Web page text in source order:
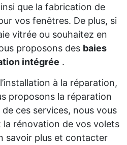
que la fabrication de
vos fenêtres. De plus, si
vitrée ou souhaitez en
proposons des baies
intégrée .
à la réparation,
proposons la réparation
ces services, nous vous
rénovation de vos volets
savoir plus et contacter